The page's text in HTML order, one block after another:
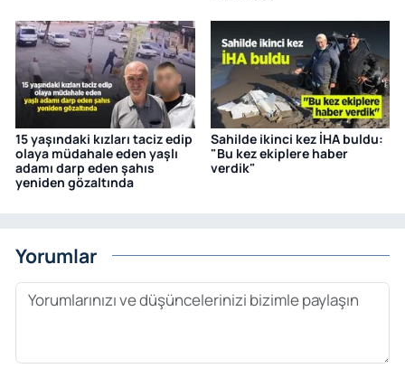
15 yaşındaki kızları taciz edip
olaya müdahale eden yaşlı
adamı darp eden şahıs
yeniden gözaltında
Sahilde ikinci kez İHA buldu:
"Bu kez ekiplere haber
verdik"
Yorumlar